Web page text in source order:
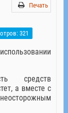
Печать
321
средств
а вместе с